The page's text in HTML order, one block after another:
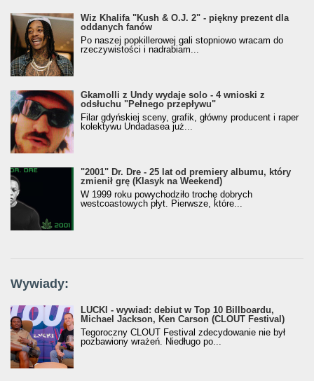
Wiz Khalifa "Kush & O.J. 2" - piękny prezent dla
oddanych fanów
Po naszej popkillerowej gali stopniowo wracam do
rzeczywistości i nadrabiam...
Gkamolli z Undy wydaje solo - 4 wnioski z
odsłuchu "Pełnego przepływu"
Filar gdyńskiej sceny, grafik, główny producent i raper
kolektywu Undadasea już...
"2001" Dr. Dre - 25 lat od premiery albumu, który
zmienił grę (Klasyk na Weekend)
W 1999 roku powychodziło trochę dobrych
westcoastowych płyt. Pierwsze, które...
Wywiady:
LUCKI - wywiad: debiut w Top 10 Billboardu,
Michael Jackson, Ken Carson (CLOUT Festival)
Tegoroczny CLOUT Festival zdecydowanie nie był
pozbawiony wrażeń. Niedługo po...